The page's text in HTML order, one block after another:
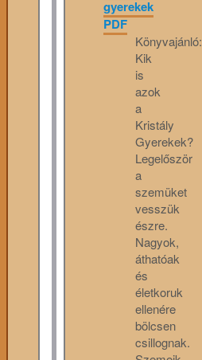
gyerekek
PDF
Könyvajánló:
Kik
is
azok
a
Kristály
Gyerekek?
Legelőször
a
szemüket
vesszük
észre.
Nagyok,
áthatóak
és
életkoruk
ellenére
bölcsen
csillognak.